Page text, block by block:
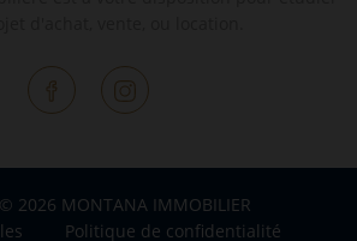
2026 MONTANA IMMOBILIER
Politique de confidentialité